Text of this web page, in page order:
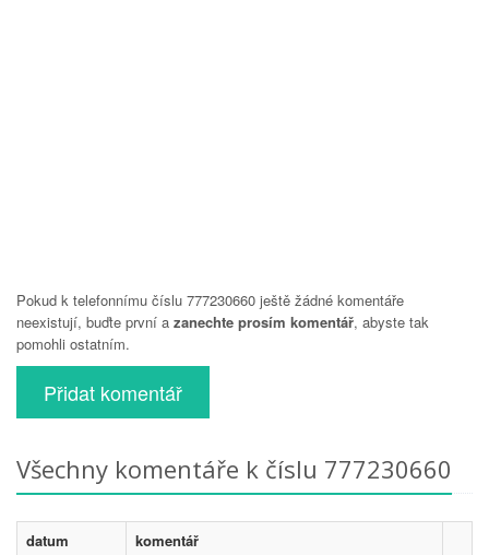
Pokud k telefonnímu číslu 777230660 ještě žádné komentáře
neexistují, buďte první a zanechte prosím komentář, abyste tak
pomohli ostatním.
Přidat komentář
Všechny komentáře k číslu 777230660
datum
komentář